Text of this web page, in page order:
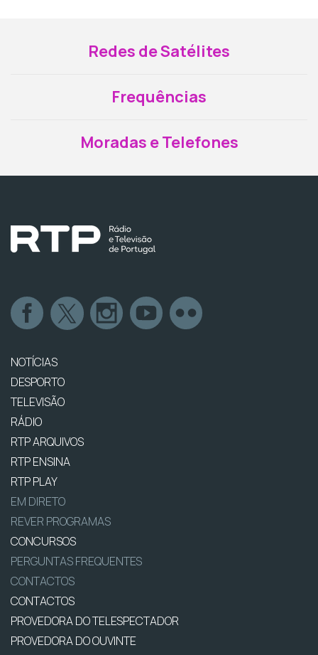
Redes de Satélites
Frequências
Moradas e Telefones
NOTÍCIAS
DESPORTO
TELEVISÃO
RÁDIO
RTP ARQUIVOS
RTP ENSINA
RTP PLAY
EM DIRETO
REVER PROGRAMAS
CONCURSOS
PERGUNTAS FREQUENTES
CONTACTOS
CONTACTOS
PROVEDORA DO TELESPECTADOR
PROVEDORA DO OUVINTE